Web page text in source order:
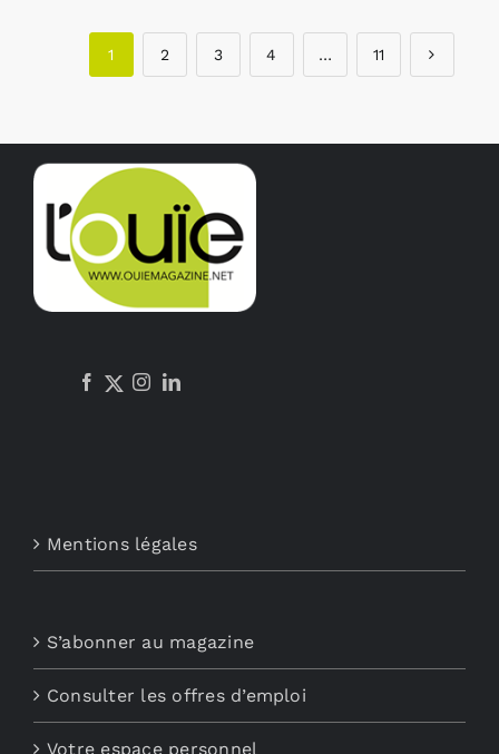
1 2 3 4 … 11
Mentions légales
S’abonner au magazine
Consulter les offres d’emploi
Votre espace personnel